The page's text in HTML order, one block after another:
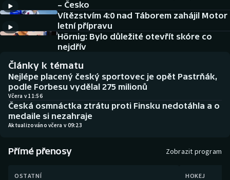
Americký fotbal
Baseball a softbal
Basketbal
Biatlon
Boby a skeleton
Box
Curling
NEPŘEHLÉDNĚTE
Historické návraty
Aplikace ČT sport
AZ kvíz
– Česko
Vítězstvím 4:0 nad Táborem zahájil Motor
letní přípravu
Hörnig: Bylo důležité otevřít skóre co
nejdřív
Články k tématu
Nejlépe placený český sportovec je opět Pastrňák,
podle Forbesu vydělal 275 milionů
Včera v 11:56
Česká osmnáctka ztrátu proti Finsku nedotáhla a o
medaile si nezahraje
Aktualizováno včera v 09:23
Přímé přenosy Zobrazit program
OSTATNÍ HOKEJ